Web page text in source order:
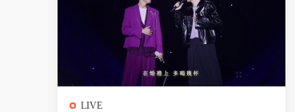
LIVE